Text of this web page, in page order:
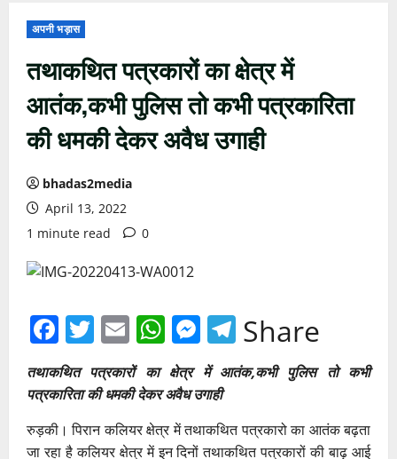
अपनी भड़ास
तथाकथित पत्रकारों का क्षेत्र में
आतंक,कभी पुलिस तो कभी पत्रकारिता
की धमकी देकर अवैध उगाही
bhadas2media
April 13, 2022
1 minute read
0
Facebook
Twitter
EmailWhatsApp
Messenger
Telegram
Share
तथाकथित पत्रकारों का क्षेत्र में आतंक,कभी पुलिस तो कभी
पत्रकारिता की धमकी देकर अवैध उगाही
रुड़की। पिरान कलियर क्षेत्र में तथाकथित पत्रकारो का आतंक बढ़ता
जा रहा है कलियर क्षेत्र में इन दिनों तथाकथित पत्रकारों की बाढ़ आई